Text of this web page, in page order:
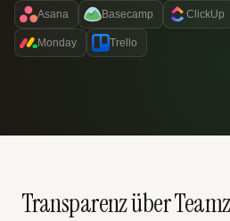
Asana Basecamp ClickUp
Monday Trello
Transparenz über